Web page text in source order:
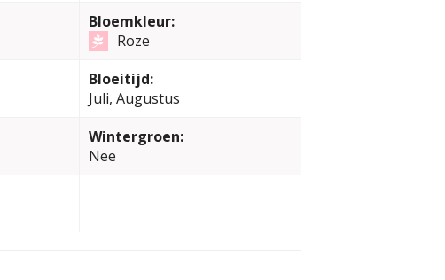
Bloemkleur:
Roze
Bloeitijd:
Juli, Augustus
Wintergroen:
Nee